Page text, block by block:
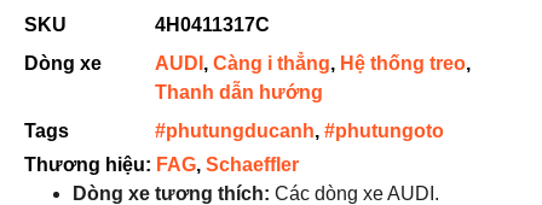
SKU
4H0411317C
Dòng xe
AUDI , Càng i thẳng, Hệ thống treo,
Thanh dẫn hướng
Tags
#phutungducanh, #phutungoto
Thương hiệu: FAG, Schaeffler
Dòng xe tương thích: Các dòng xe AUDI.